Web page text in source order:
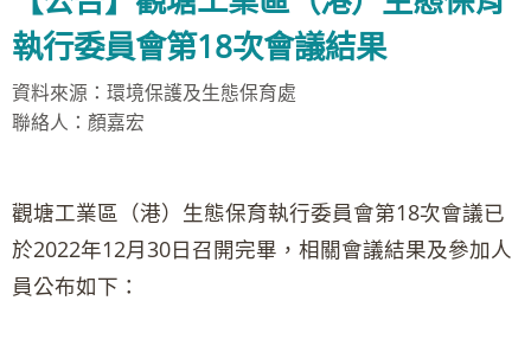
執行委員會第18次會議結果
資料來源：環境保護及生態保育處
聯絡人：顏嘉宏
觀塘工業區（港）生態保育執行委員會第18次會議已
於2022年12月30日召開完畢，相關會議結果及參加人
員公布如下：